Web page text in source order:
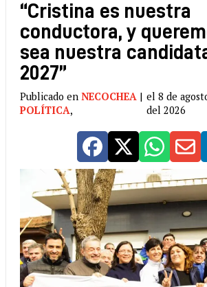
“Cristina es nuestra
conductora, y
sea nuestra
2027”
Publicado en NECOCHEA |
POLÍTICA,
el 8 de
del 2026